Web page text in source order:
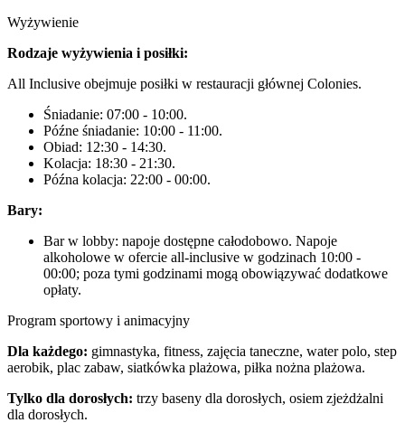
Wyżywienie
Rodzaje wyżywienia i posiłki:
All Inclusive obejmuje posiłki w restauracji głównej Colonies.
Śniadanie: 07:00 - 10:00.
Późne śniadanie: 10:00 - 11:00.
Obiad: 12:30 - 14:30.
Kolacja: 18:30 - 21:30.
Późna kolacja: 22:00 - 00:00.
Bary:
Bar w lobby: napoje dostępne całodobowo. Napoje
alkoholowe w ofercie all-inclusive w godzinach 10:00 -
00:00; poza tymi godzinami mogą obowiązywać dodatkowe
opłaty.
Program sportowy i animacyjny
Dla każdego: gimnastyka, fitness, zajęcia taneczne, water polo, step
aerobik, plac zabaw, siatkówka plażowa, piłka nożna plażowa.
Tylko dla dorosłych: trzy baseny dla dorosłych, osiem zjeżdżalni
dla dorosłych.